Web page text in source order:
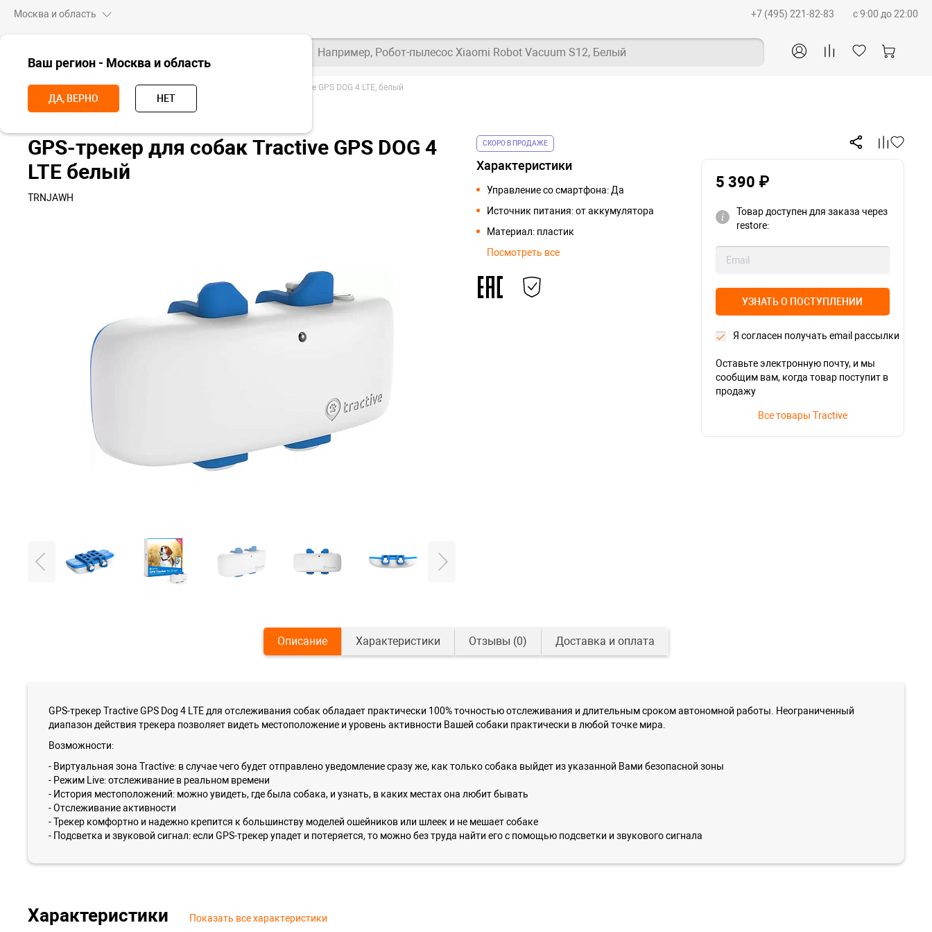
Москва и область
Ваш регион - Москва и область
ДА, ВЕРНО НЕТ
+7 (495) 221-82-83 c 9:00 до 22:00
Например, Робот-пылесос Xiaomi Robot Vacuum S12, Белый
Главная Для дома Для животных GPS-трекер для собак Tractive GPS DOG 4 LTE, белый
GPS-трекер для собак Tractive GPS DOG 4
LTE белый
TRNJAWH
СКОРО В ПРОДАЖЕ
Характеристики
Управление со смартфона: Да
Источник питания: от аккумулятора
Материал: пластик
Посмотреть все
5 390 ₽
Товар доступен для заказа через
restore:
УЗНАТЬ О ПОСТУПЛЕНИИ
Я согласен получать email рассылки
Оставьте электронную почту, и мы
сообщим вам, когда товар поступит в
продажу
Все товары Tractive
Описание Характеристики Отзывы (0) Доставка и оплата
GPS-трекер Tractive GPS Dog 4 LTE для отслеживания собак обладает практически 100% точностью отслеживания и длительным сроком автономной работы. Неограниченный
диапазон действия трекера позволяет видеть местоположение и уровень активности Вашей собаки практически в любой точке мира.
Возможности:
- Виртуальная зона Tractive: в случае чего будет отправлено уведомление сразу же, как только собака выйдет из указанной Вами безопасной зоны
- Режим Live: отслеживание в реальном времени
- История местоположений: можно увидеть, где была собака, и узнать, в каких местах она любит бывать
- Отслеживание активности
- Трекер комфортно и надежно крепится к большинству моделей ошейников или шлеек и не мешает собаке
- Подсветка и звуковой сигнал: если GPS-трекер упадет и потеряется, то можно без труда найти его с помощью подсветки и звукового сигнала
Характеристики Показать все характеристики